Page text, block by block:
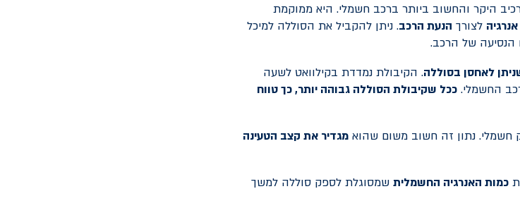
היקר והחשוב ביותר ברכב חשמלי. היא ממוקמת
לצורך הנעת הרכב. ניתן להקביל את הסוללה למיכל
הנסיעה של הרכב.
לאחסן בסוללה. הקיבולת נמדדת בקילוואט לשעה
החשמלי. ככל שקיבולת הסוללה גבוהה יותר, כך טווח
חשמלי. נתון זה חשוב משום שהוא מגדיר את קצב הטעינה
כמות האנרגיה החשמלית שמסוגלת לספק סוללה למשך